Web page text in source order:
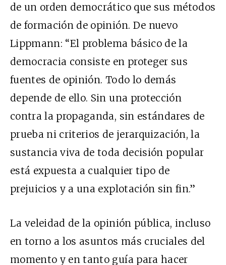
de un orden democrático que sus métodos
de formación de opinión. De nuevo
Lippmann: “El problema básico de la
democracia consiste en proteger sus
fuentes de opinión. Todo lo demás
depende de ello. Sin una protección
contra la propaganda, sin estándares de
prueba ni criterios de jerarquización, la
sustancia viva de toda decisión popular
está expuesta a cualquier tipo de
prejuicios y a una explotación sin fin.”
La veleidad de la opinión pública, incluso
en torno a los asuntos más cruciales del
momento y en tanto guía para hacer